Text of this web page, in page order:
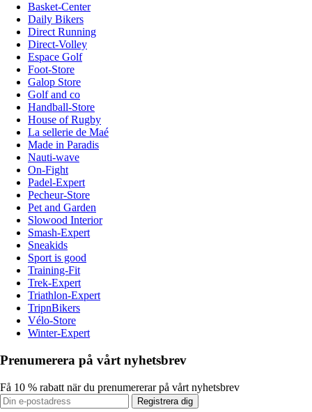
Basket-Center
Daily Bikers
Direct Running
Direct-Volley
Espace Golf
Foot-Store
Galop Store
Golf and co
Handball-Store
House of Rugby
La sellerie de Maé
Made in Paradis
Nauti-wave
On-Fight
Padel-Expert
Pecheur-Store
Pet and Garden
Slowood Interior
Smash-Expert
Sneakids
Sport is good
Training-Fit
Trek-Expert
Triathlon-Expert
TripnBikers
Vélo-Store
Winter-Expert
Prenumerera på vårt nyhetsbrev
Få 10 % rabatt när du prenumererar på vårt nyhetsbrev
Registrera dig